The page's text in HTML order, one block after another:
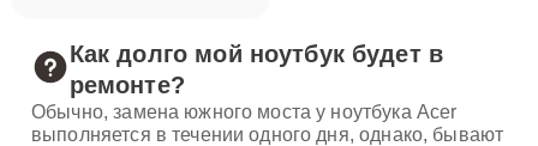
Как долго мой ноутбук будет в
ремонте?
Обычно, замена южного моста у ноутбука Acer
выполняется в течении одного дня, однако, бывают